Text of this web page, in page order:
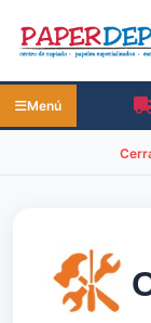
Menú